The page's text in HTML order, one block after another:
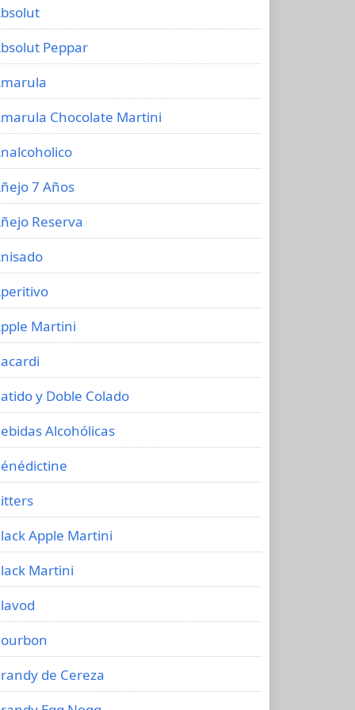
Peppar
Chocolate Martini
7 Años
Reserva
Martini
y Doble Colado
Alcohólicas
Apple Martini
Martini
de Cereza